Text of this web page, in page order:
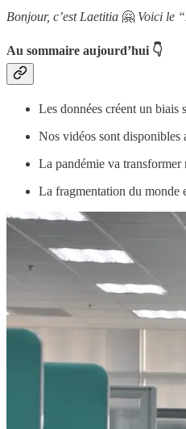
Bonjour, c’est Laetitia 🤗 Voici le
Au sommaire aujourd’hui 👇
Les données créent un biais
Nos vidéos sont disponibles
La pandémie va
La fragmentation du monde